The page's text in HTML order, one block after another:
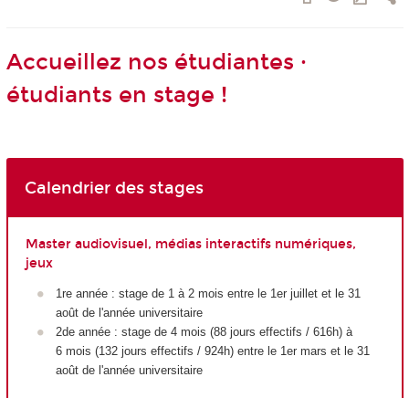
Accueillez nos étudiantes ·
étudiants en stage !
Calendrier des stages
Master audiovisuel, médias interactifs numériques,
jeux
1re année : stage de 1 à 2 mois entre le 1erjuillet et le 31
août de l'année universitaire
2deannée : stage de 4 mois (88 jours effectifs / 616h) à
6 mois (132 jours effectifs / 924h) entre le 1ermars et le 31
août de l'année universitaire